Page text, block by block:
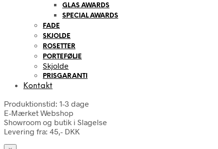
GLAS AWARDS
SPECIAL AWARDS
FADE
SKJOLDE
ROSETTER
PORTEFØLJE
Skjolde
PRISGARANTI
Kontakt
Produktionstid: 1-3 dage
E-Mærket Webshop
Showroom og butik i Slagelse
Levering fra: 45,- DKK